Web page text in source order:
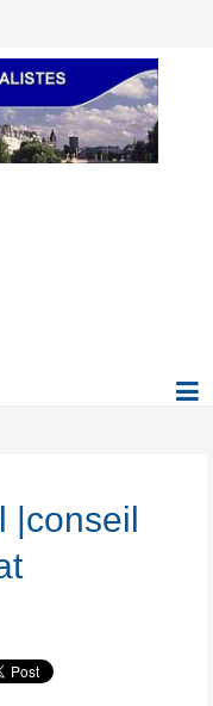
|conseil